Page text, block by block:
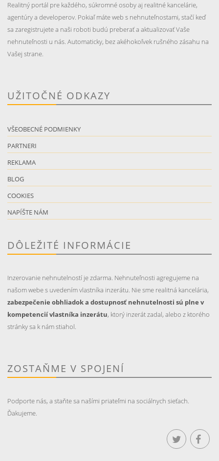
Realitný portál pre každého, súkromné osoby aj realitné kancelárie,
agentúry a developerov. Pokiaľ máte web s nehnuteľnostami, stačí keď
sa zaregistrujete a naši roboti budú preberať a aktualizovať Vaše
nehnuteľnosti u nás. Automaticky, bez akéhokoľvek rušného zásahu na
Vašej strane.
UŽITOČNÉ ODKAZY
VŠEOBECNÉ PODMIENKY
PARTNERI
REKLAMA
BLOG
COOKIES
NAPÍŠTE NÁM
DÔLEŽITÉ INFORMÁCIE
Inzerovanie nehnutelností je zdarma. Nehnuteľnosti agregujeme na
našom webe s uvedením vlastníka inzerátu. Nie sme realitná kancelária,
zabezpečenie obhliadok a dostupnosť nehnutelnosti sú plne v
kompetencií vlastníka inzerátu, ktorý inzerát zadal, alebo z ktorého
stránky sa k nám stiahol.
ZOSTAŇME V SPOJENÍ
Podporte nás, a staňte sa našími priateľmi na sociálnych sieťach.
Ďakujeme.